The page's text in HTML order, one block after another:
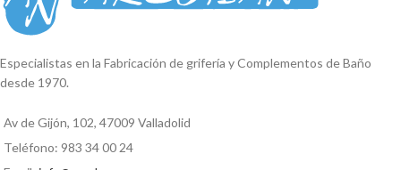
Especialistas en la Fabricación de grifería y Complementos de Baño
desde 1970.
Av de Gijón, 102, 47009 Valladolid
Teléfono: 983 34 00 24